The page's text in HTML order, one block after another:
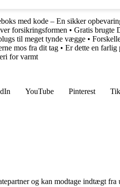
med kode – En sikker
forsikringsformen • Gratis brugte
til meget tynde vægge •
mos fra dit tag • Er dette en farlig
for varmt
YouTube Pinterest
og kan modtage indtægt fra